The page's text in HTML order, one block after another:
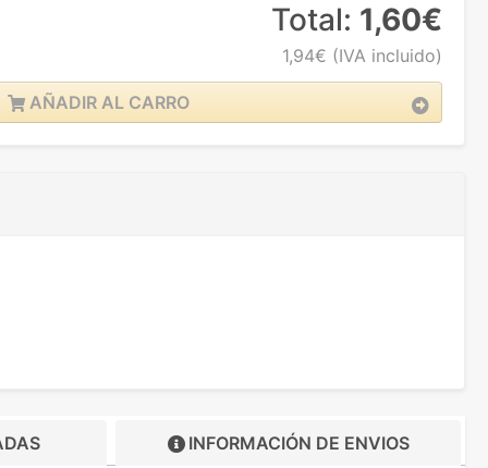
Total: 1,60€
1,94€ (IVA incluido)
AÑADIR AL CARRO
INFORMACIÓN DE ENVIOS